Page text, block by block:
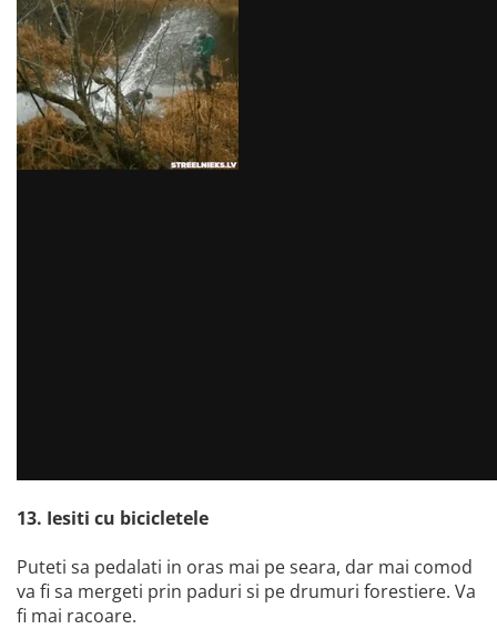
13. Iesiti cu bicicletele
Puteti sa pedalati in oras mai pe seara, dar mai comod
va fi sa mergeti prin paduri si pe drumuri forestiere. Va
fi mai racoare.